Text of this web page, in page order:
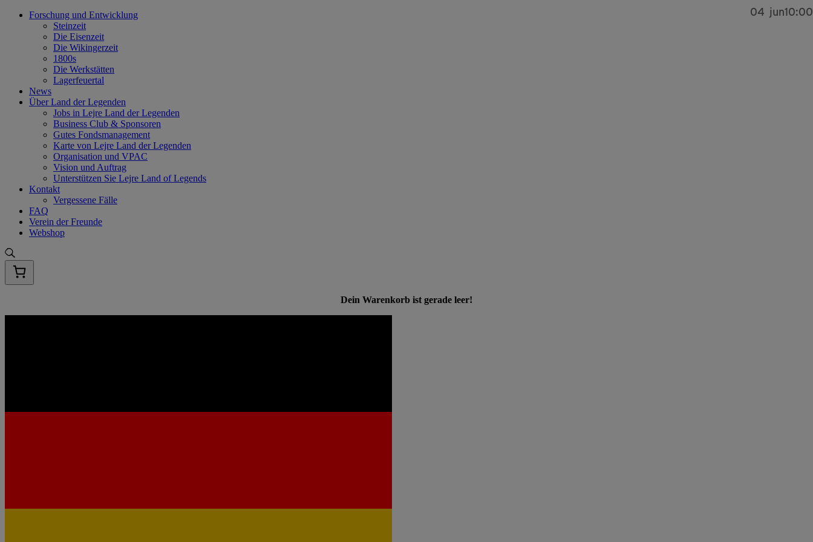
Skip
Forschung und Entwicklung
Steinzeit
Die Eisenzeit
Die Wikingerzeit
1800s
Die Werkstätten
Lagerfeuertal
News
Über Land der Legenden
Jobs in Lejre Land der Legenden
Business Club & Sponsoren
Gutes Fondsmanagement
Karte von Lejre Land der Legenden
Organisation und VPAC
Vision und Auftrag
Unterstützen Sie Lejre Land of Legends
Kontakt
Vergessene Fälle
FAQ
Verein der Freunde
Webshop
Dein Warenkorb ist gerade leer!
04 jun10:00